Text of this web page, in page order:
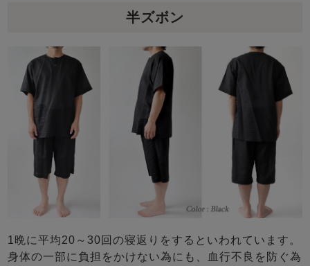
半ズボン
1晩に平均20～30回の寝返りをするといわれています。
身体の一部に負担をかけない為にも、血行不良を防ぐ為